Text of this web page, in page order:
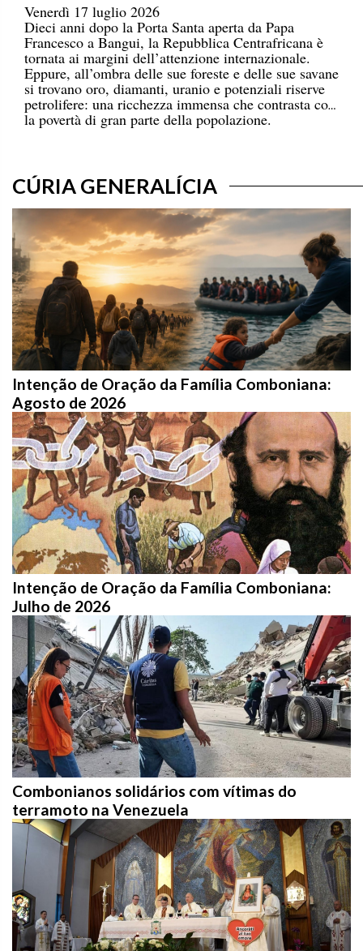
Venerdì 17 luglio 2026
Dieci anni dopo la Porta Santa aperta da Papa
Francesco a Bangui, la Repubblica Centrafricana è
tornata ai margini dell’attenzione internazionale.
Eppure, all’ombra delle sue foreste e delle sue savane
si trovano oro, diamanti, uranio e potenziali riserve
petrolifere: una ricchezza immensa che contrasta con
la povertà di gran parte della popolazione.
CÚRIA GENERALÍCIA
Intenção de Oração da Família Comboniana:
Agosto de 2026
Intenção de Oração da Família Comboniana:
Julho de 2026
Combonianos solidários com vítimas do
terramoto na Venezuela